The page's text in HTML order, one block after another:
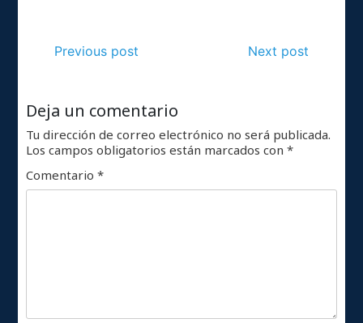
Previous post Next post
Deja un comentario
Tu dirección de correo electrónico no será publicada.
Los campos obligatorios están marcados con*
Comentario*